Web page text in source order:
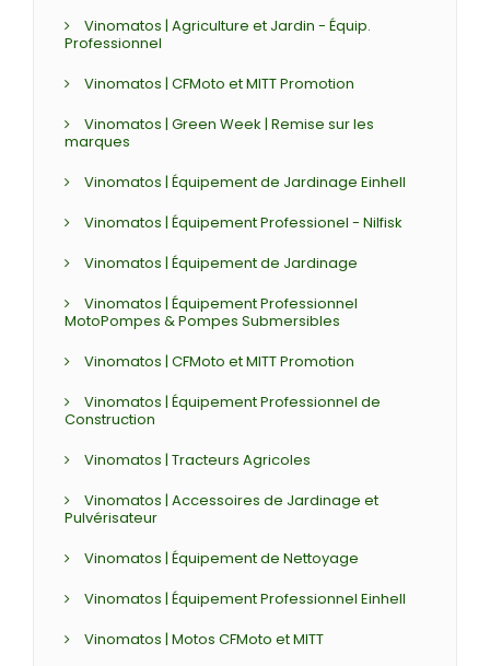
Vinomatos | Agriculture et Jardin - Équip.
Professionnel
Vinomatos | CFMoto et MITT Promotion
Vinomatos | Green Week | Remise sur les
marques
Vinomatos | Équipement de Jardinage Einhell
Vinomatos | Équipement Professionel - Nilfisk
Vinomatos | Équipement de Jardinage
Vinomatos | Équipement Professionnel
MotoPompes & Pompes Submersibles
Vinomatos | CFMoto et MITT Promotion
Vinomatos | Équipement Professionnel de
Construction
Vinomatos | Tracteurs Agricoles
Vinomatos | Accessoires de Jardinage et
Pulvérisateur
Vinomatos | Équipement de Nettoyage
Vinomatos | Équipement Professionnel Einhell
Vinomatos | Motos CFMoto et MITT